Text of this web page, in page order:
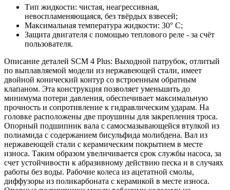
Тип жидкости: чистая, неагрессивная,
невоспламеняющаяся, без твёрдых взвесей;
Максимальная температура жидкости: 30° С;
Защита двигателя с помощью теплового реле - за счёт
пользователя.
Описание деталей SCM 4 Plus: Выходной патрубок, отлитый
по выплавляемой модели из нержавеющей стали, имеет
двойной конический контур со встроенным обратным
клапаном. Эта конструкция позволяет уменьшить до
минимума потери давления, обеспечивает максимальную
прочность и сопротивление к гидравлическим ударам. На
головке расположены две проушины для закрепления троса.
Опорный подшипник вала с самосмазывающейся втулкой из
полиамида с содержанием бисульфида молибдена. Вал из
нержавеющей стали с керамическим покрытием в месте
износа. Таким образом увеличивается срок службы насоса, за
счет устойчивости к абразивному действию песка и в случаях
работы без воды. Рабочие колеса из ацетатной смолы,
диффузоры из поликарбоната с керамикой в месте износа.